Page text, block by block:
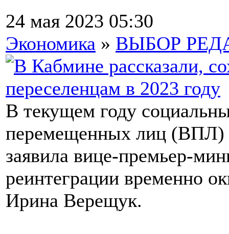
24 мая 2023 05:30
Экономика » ВЫБОР
В текущем году
перемещенных лиц (ВПЛ)
заявила вице-премьер-
реинтеграции временно
Ирина Верещук.